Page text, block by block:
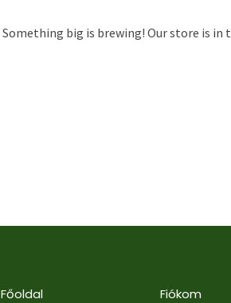
Something big is brewing! Our store is in
Főoldal Fiókom